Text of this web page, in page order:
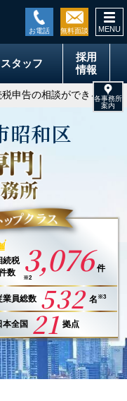
スタッフ
採用
情報
申告の相談ができる税理
昭和区
続税
数
3,076 件
※2
業員総数 532 名 ※3
本全国 21 拠点